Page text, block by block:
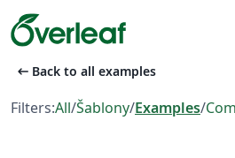
arrow_left_alt Back to all examples
Filters:All/Šablony/Examples/